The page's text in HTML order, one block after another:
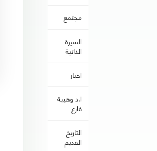
مجتمع
السيرة
الذاتية
اخبار
ا.د وهيبة
فارع
التاريخ
القديم